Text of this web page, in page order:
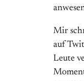
Mir
auf
Leute